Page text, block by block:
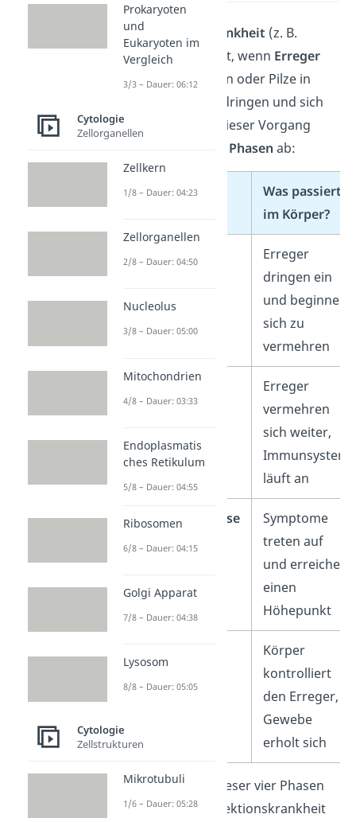
EineInfektionskrankheit (z. B.
Erkältung) entsteht, wenn Erreger
wie Viren, Bakterien oder Pilze in
deinen Körper eindringen und sich
dort vermehren. Dieser Vorgang
vier Phasen ab:
Was passiert
im Körper?
Infektion
Erreger
dringen ein
und beginnen
sich zu
vermehren
Inkubationszeit
Erreger
vermehren
sich weiter,
Immunsystem
läuft an
Erkrankungsphase
Symptome
treten auf
und erreichen
einen
Höhepunkt
Körper
kontrolliert
den Erreger,
Gewebe
erholt sich
DieReihenfolge
dieser vier Phasen
bleibt bei jeder Infektionskrankheit
Prokaryoten
und
Eukaryoten im
Vergleich
3/3 – Dauer: 06:12
Cytologie
Zellorganellen
Zellkern
1/8 – Dauer: 04:23
Zellorganellen
2/8 – Dauer: 04:50
Nucleolus
3/8 – Dauer: 05:00
Mitochondrien
4/8 – Dauer: 03:33
Endoplasmatis
ches Retikulum
5/8 – Dauer: 04:55
Ribosomen
6/8 – Dauer: 04:15
Golgi Apparat
7/8 – Dauer: 04:38
Lysosom
8/8 – Dauer: 05:05
Cytologie
Zellstrukturen
Mikrotubuli
1/6 – Dauer: 05:28